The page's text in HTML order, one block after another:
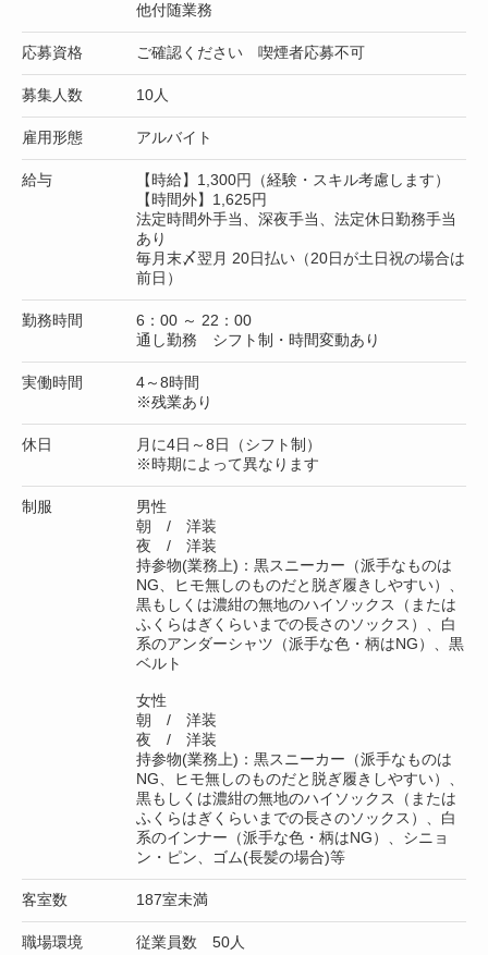
他付随業務
応募資格 ご確認ください 喫煙者応募不可
募集人数 10人
雇用形態 アルバイト
給与
【時給】1,300円（経験・スキル考慮します）
【時間外】1,625円
法定時間外手当、深夜手当、法定休日勤務手当
あり
毎月末〆翌月 20日払い（20日が土日祝の場合は
前日）
勤務時間
6：00 ～ 22：00
通し勤務 シフト制・時間変動あり
実働時間
4～8時間
※残業あり
休日
月に4日～8日（シフト制）
※時期によって異なります
制服
男性
朝 / 洋装
夜 / 洋装
持参物(業務上)：黒スニーカー（派手なものは
NG、ヒモ無しのものだと脱ぎ履きしやすい）、
黒もしくは濃紺の無地のハイソックス（または
ふくらはぎくらいまでの長さのソックス）、白
系のアンダーシャツ（派手な色・柄はNG）、黒
ベルト
女性
朝 / 洋装
夜 / 洋装
持参物(業務上)：黒スニーカー（派手なものは
NG、ヒモ無しのものだと脱ぎ履きしやすい）、
黒もしくは濃紺の無地のハイソックス（または
ふくらはぎくらいまでの長さのソックス）、白
系のインナー（派手な色・柄はNG）、シニョ
ン・ピン、ゴム(長髪の場合)等
客室数 187室未満
職場環境 従業員数 50人